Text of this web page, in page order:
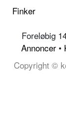
Finker
Foreløbig
Annoncer •
Copyright ©